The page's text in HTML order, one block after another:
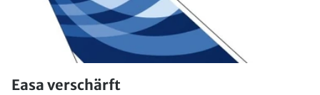
Easa verschärft